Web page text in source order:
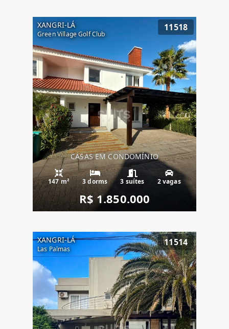
XANGRI-LÁ
Green Village Golf Club
11518
CASAS EM CONDOMÍNIO
147 m² 3 dorms 3 suítes 2 vagas
R$ 1.850.000
XANGRI-LÁ
Las Palmas
11514